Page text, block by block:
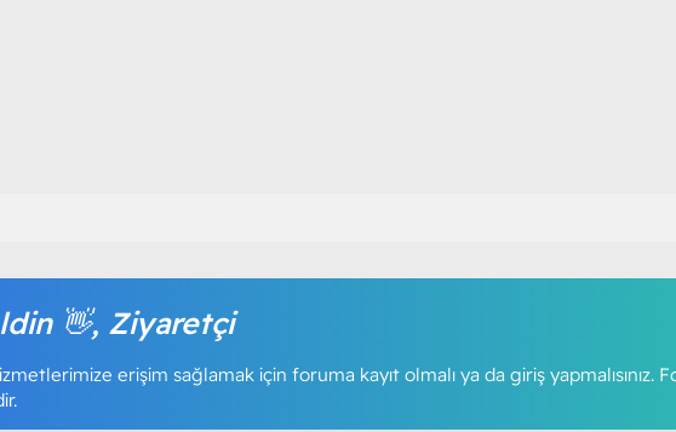
👋, Ziyaretçi
erişim sağlamak için foruma kayıt olmalı ya da giriş yapmalısınız.